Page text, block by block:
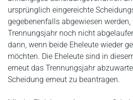
ursprünglich eingereichte
gegebenenfalls abgewiesen werden,
Trennungsjahr noch nicht
dann, wenn beide Eheleute wieder
möchten. Die Eheleute sind in
erneut das Trennungsjahr
Scheidung erneut zu beantragen.